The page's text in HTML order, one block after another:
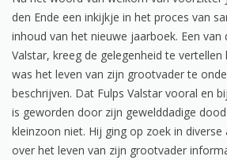
den Ende een inkijkje in het proces van
inhoud van het nieuwe jaarboek. Een van
Valstar, kreeg de gelegenheid te
was het leven van zijn grootvader te
beschrijven. Dat Fulps Valstar vooral en
is geworden door zijn gewelddadige
kleinzoon niet. Hij ging op zoek in
over het leven van zijn grootvader